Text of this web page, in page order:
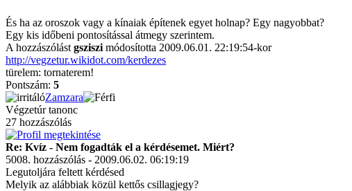
És ha az oroszok vagy a kínaiak építenek egyet holnap? Egy nagyobbat?
Egy kis időbeni pontosítással átmegy szerintem.
A hozzászólást gsziszi módosította 2009.06.01. 22:19:54-kor
http://vegzetur.wikidot.com/kerdezes
türelem: tornaterem!
Pontszám: 5
Zamzara
Végzetúr tanonc
27 hozzászólás
Re: Kvíz - Nem fogadták el a kérdésemet. Miért?
5008. hozzászólás - 2009.06.02. 06:19:19
Legutoljára feltett kérdésed
Melyik az alábbiak közül kettős csillagjegy?